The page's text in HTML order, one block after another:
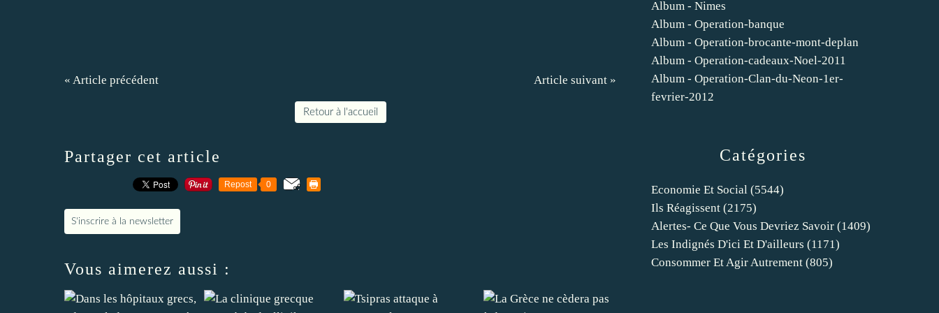
« Article précédent Article suivant »
Retour à l'accueil
Partager cet article
Repost 0
S'inscrire à la newsletter
Vous aimerez aussi :
Catégories
Economie Et Social (5544)
Ils Réagissent (2175)
Alertes- Ce Que Vous Devriez Savoir (1409)
Les Indignés D'ici Et D'ailleurs (1171)
Consommer Et Agir Autrement (805)
Album - Nimes
Album - Operation-banque
Album - Operation-brocante-mont-deplan
Album - Operation-cadeaux-Noel-2011
Album - Operation-Clan-du-Neon-1er-
fevrier-2012